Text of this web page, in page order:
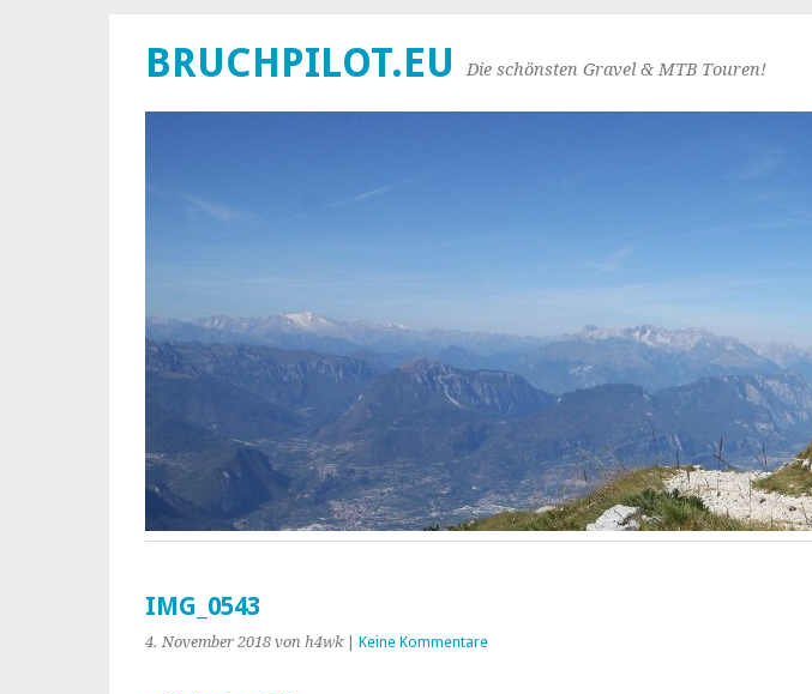
BRUCHPILOT.EU Die schönsten Gravel & MTB Touren!
IMG_0543
4. November 2018 von h4wk| Keine Kommentare